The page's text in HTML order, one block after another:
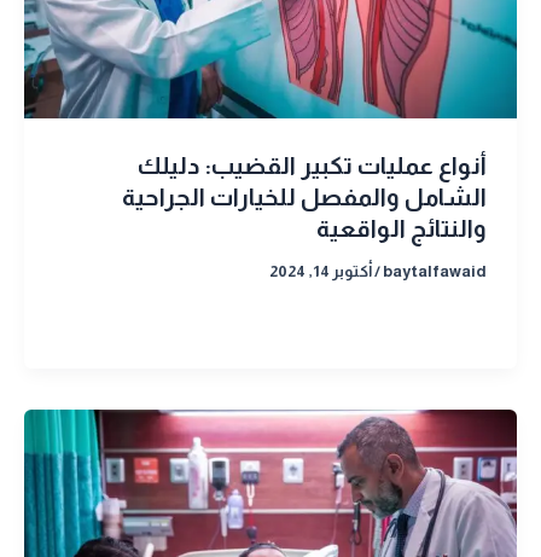
أنواع عمليات تكبير القضيب: دليلك
الشامل والمفصل للخيارات الجراحية
والنتائج الواقعية
baytalfawaid
/أكتوبر 14, 2024